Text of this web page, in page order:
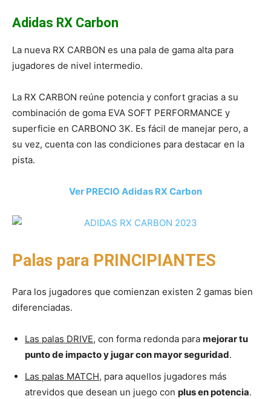
Adidas RX Carbon
La nueva RX CARBON es una pala de gama alta para
jugadores de nivel intermedio.
La RX CARBON reúne potencia y confort gracias a su
combinación de goma EVA SOFT PERFORMANCE y
superficie en CARBONO 3K. Es fácil de manejar pero, a
su vez, cuenta con las condiciones para destacar en la
pista.
Ver PRECIO Adidas RX Carbon
Palas para PRINCIPIANTES
Para los jugadores que comienzan existen 2 gamas bien
diferenciadas.
Las palas DRIVE, con forma redonda para mejorar tu
punto de impacto y jugar con mayor seguridad.
Las palas MATCH, para aquellos jugadores más
atrevidos que desean un juego con plus en potencia.